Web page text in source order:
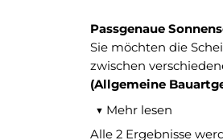
Passgenaue
Sie möchten die
zwischen
(Allgemeine
▼ Mehr lesen
Alle 2 Ergebnisse